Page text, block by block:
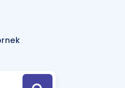
Hesaplama Aracı
için Öneriler
Tek Takvimde